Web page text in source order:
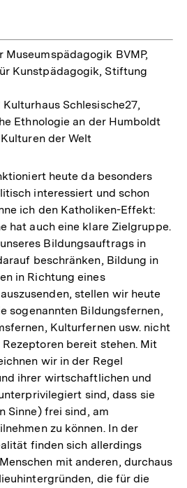
Museumspädagogik BVMP,
Kunstpädagogik, Stiftung
Schlesische27,
Ethnologie an der Humboldt
der Welt
heute da besonders
interessiert und schon
ich den Katholiken-Effekt:
hat auch eine klare Zielgruppe.
Bildungsauftrags in
beschränken, Bildung in
in Richtung eines
stellen wir heute
sogenannten Bildungsfernen,
Kulturfernen usw. nicht
bereit stehen. Mit
wir in der Regel
ihrer wirtschaftlichen und
sind, dass sie
Sinne) frei sind, am
zu können. In der
finden sich allerdings
mit anderen, durchaus
die für die